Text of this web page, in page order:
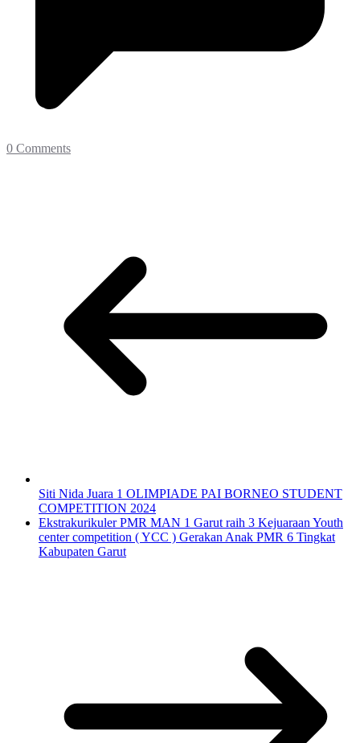
0 Comments
Siti Nida Juara 1 OLIMPIADE PAI BORNEO STUDENT
COMPETITION 2024
Ekstrakurikuler PMR MAN 1 Garut raih 3 Kejuaraan Youth
center competition ( YCC ) Gerakan Anak PMR 6 Tingkat
Kabupaten Garut